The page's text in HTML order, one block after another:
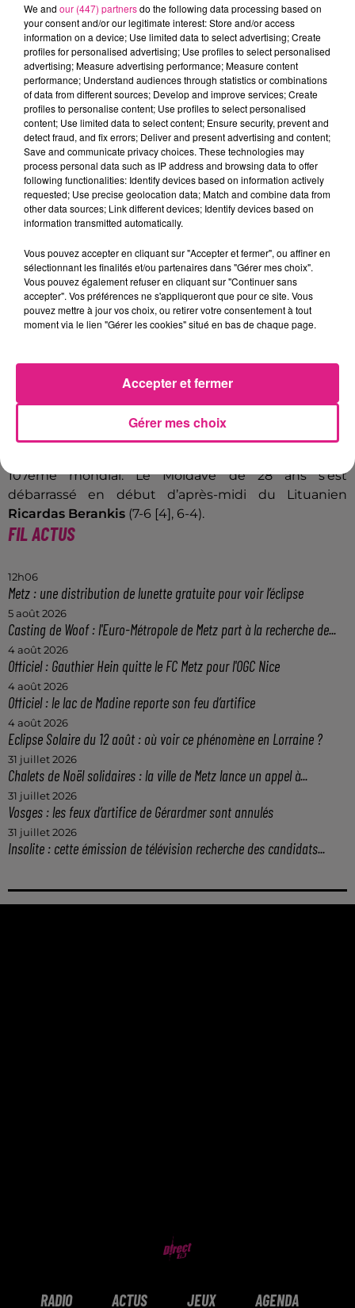
menais et à 5-3, un gros stress est venuraconte le
vainqueur du duel.J’avais l’impression de prendre 20
ans en 5 minutes. Finalement, j’ai gagné ce premier
set et ça m’a fait du bien ».
Écouter le podcast
En face, la chute a été dure pour Richard Gasquet.
L’ancien n°7 mondial s’incline pour la première fois
face à son adversairedu jour sur le circuit ATP.
C’était une anomalie »a déclaré le Biterrois à l’issue
du match devant la presse. Le vainqueur de Roland-
Garros en double mixte en 2004 reconnaît ne pas
avoir« bien joué. Je ne voyais pas bien la balle, je
n’étais pas bien sur le court ».
Écouter le podcast
Dans le dernier carré, le double vainqueur du Moselle
107ème mondial. Le Moldave de 28 ans s’est
débarrassé en début d’après-midi du Lituanien
Ricardas Berankis (7-6 [4], 6-4).
FIL ACTUS
12h06
Metz : une distribution de lunette gratuite pour voir l’éclipse
5 août 2026
Casting de Woof : l'Euro-Métropole de Metz part à la recherche de...
4 août 2026
Officiel : Gauthier Hein quitte le FC Metz pour l'OGC Nice
4 août 2026
Officiel : le lac de Madine reporte son feu d’artifice
4 août 2026
Eclipse Solaire du 12 août : où voir ce phénomène en Lorraine ?
31 juillet 2026
Chalets de Noël solidaires : la ville de Metz lance un appel à...
31 juillet 2026
Vosges : les feux d’artifice de Gérardmer sont annulés
31 juillet 2026
Insolite : cette émission de télévision recherche des candidats...
RADIO ACTUS JEUX AGENDA
We and our (447) partnersdo the following data processing based on
your consent and/or our legitimate interest: Store and/or access
information on a device; Use limited data to select advertising; Create
profiles for personalised advertising; Use profiles to select personalised
advertising; Measure advertising performance; Measure content
performance; Understand audiences through statistics or combinations
of data from different sources; Develop and improve services; Create
profiles to personalise content; Use profiles to select personalised
content; Use limited data to select content; Ensure security, prevent and
detect fraud, and fix errors; Deliver and present advertising and content;
Save and communicate privacy choices. These technologies may
process personal data such as IP address and browsing data to offer
following functionalities: Identify devices based on information actively
requested; Use precise geolocation data; Match and combine data from
other data sources; Link different devices; Identify devices based on
information transmitted automatically.
Vous pouvez accepter en cliquant sur "Accepter et fermer", ou affiner en
sélectionnant les finalités et/ou partenaires dans "Gérer mes choix".
Vous pouvez également refuser en cliquant sur "Continuer sans
accepter". Vos préférences ne s'appliqueront que pour ce site. Vous
pouvez mettre à jour vos choix, ou retirer votre consentement à tout
moment via le lien "Gérer les cookies" situé en bas de chaque page.
Gérer mes choix
Accepter et fermer